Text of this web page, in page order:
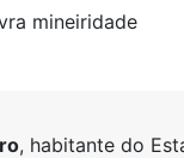
mineiridade
, habitante do